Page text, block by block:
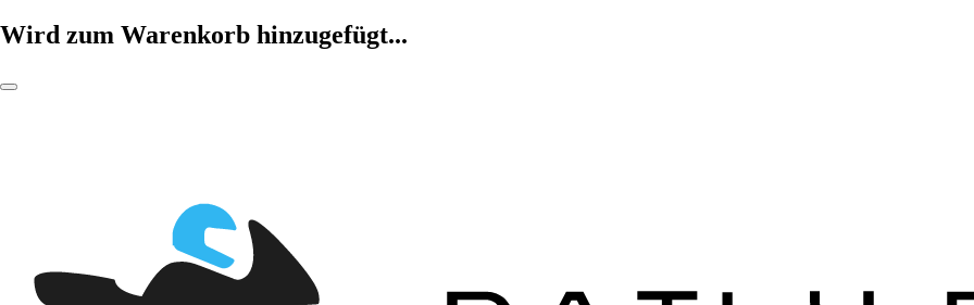
Wird zum Warenkorb hinzugefügt...